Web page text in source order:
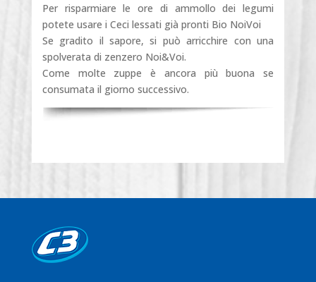
Per risparmiare le ore di ammollo dei legumi
potete usare i Ceci lessati già pronti Bio NoiVoi
Se gradito il sapore, si può arricchire con una
spolverata di zenzero Noi&Voi.
Come molte zuppe è ancora più buona se
consumata il giorno successivo.